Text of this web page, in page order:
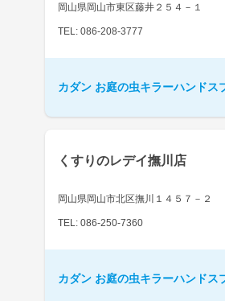
岡山県岡山市東区藤井２５４－１
TEL: 086-208-3777
カダン お庭の虫キラーハンドス
くすりのレデイ撫川店
岡山県岡山市北区撫川１４５７－２
TEL: 086-250-7360
カダン お庭の虫キラーハンドス